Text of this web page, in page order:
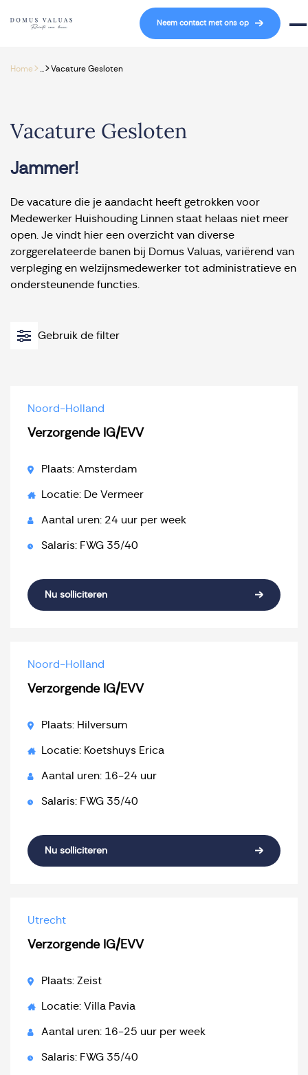
Navigatie overslaan
Neem contact met ons op
Home> >Vacature Gesloten
Vacature Gesloten
Jammer!
De vacature die je aandacht heeft getrokken voor
Medewerker Huishouding Linnen staat helaas niet meer
open. Je vindt hier een overzicht van diverse
zorggerelateerde banen bij Domus Valuas, variërend van
verpleging en welzijnsmedewerker tot administratieve en
ondersteunende functies.
Gebruik de filter
Noord-Holland
Verzorgende IG/EVV
Plaats: Amsterdam
Locatie: De Vermeer
Aantal uren: 24 uur per week
Salaris: FWG 35/40
Nu solliciteren
Noord-Holland
Verzorgende IG/EVV
Plaats: Hilversum
Locatie: Koetshuys Erica
Aantal uren: 16-24 uur
Salaris: FWG 35/40
Nu solliciteren
Utrecht
Verzorgende IG/EVV
Plaats: Zeist
Locatie: Villa Pavia
Aantal uren: 16-25 uur per week
Salaris: FWG 35/40